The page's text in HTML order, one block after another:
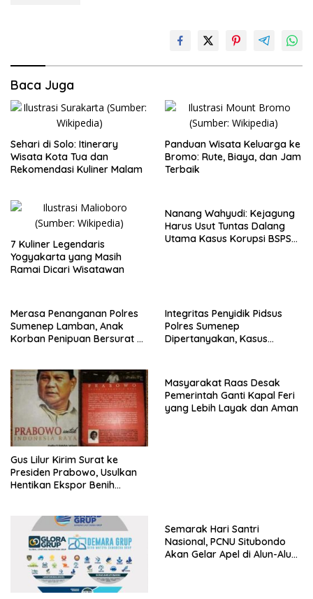
Baca Juga
Sehari di Solo: Itinerary
Wisata Kota Tua dan
Rekomendasi Kuliner Malam
Panduan Wisata Keluarga ke
Bromo: Rute, Biaya, dan Jam
Terbaik
7 Kuliner Legendaris
Yogyakarta yang Masih
Ramai Dicari Wisatawan
Nanang Wahyudi: Kejagung
Harus Usut Tuntas Dalang
Utama Kasus Korupsi BSPS
Merasa Penanganan Polres
Sumenep Lamban, Anak
Korban Penipuan Bersurat ke
Integritas Penyidik Pidsus
Polres Sumenep
Dipertanyakan, Kasus
Kepastian
Gus Lilur Kirim Surat ke
Presiden Prabowo, Usulkan
Hentikan Ekspor Benih
Masyarakat Raas Desak
Pemerintah Ganti Kapal Feri
yang Lebih Layak dan Aman
Semarak Hari Santri
Nasional, PCNU Situbondo
Akan Gelar Apel di Alun-Alun